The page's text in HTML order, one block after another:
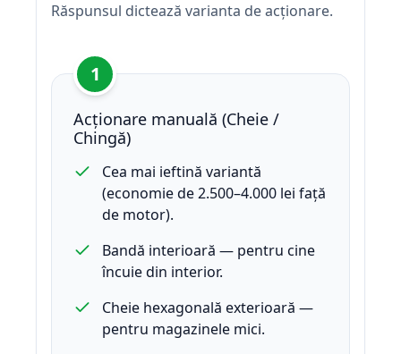
Răspunsul dictează varianta de acționare.
1
Acționare manuală (Cheie /
Chingă)
Cea mai ieftină variantă
(economie de 2.500–4.000 lei față
de motor).
Bandă interioară — pentru cine
încuie din interior.
Cheie hexagonală exterioară —
pentru magazinele mici.